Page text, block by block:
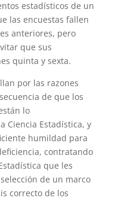
estadísticos de un
las encuestas fallen
anteriores, pero
que sus
quinta y sexta.
por las razones
de que los
lo
Ciencia Estadística, y
humildad para
contratando
que les
de un marco
correcto de los